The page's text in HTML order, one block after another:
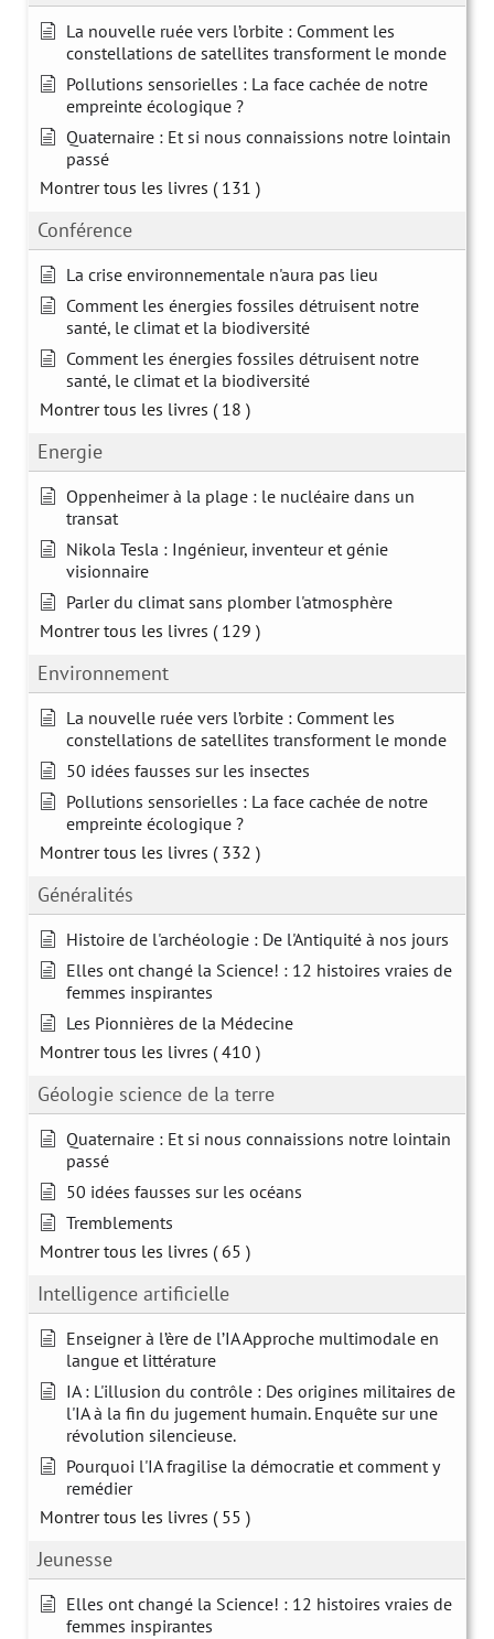
La nouvelle ruée vers l’orbite : Comment les
constellations de satellites transforment le monde
Pollutions sensorielles : La face cachée de notre
empreinte écologique ?
Quaternaire : Et si nous connaissions notre lointain
passé
Montrer tous les livres ( 131 )
Conférence
La crise environnementale n'aura pas lieu
Comment les énergies fossiles détruisent notre
santé, le climat et la biodiversité
Comment les énergies fossiles détruisent notre
santé, le climat et la biodiversité
Montrer tous les livres ( 18 )
Energie
Oppenheimer à la plage : le nucléaire dans un
transat
Nikola Tesla : Ingénieur, inventeur et génie
visionnaire
Parler du climat sans plomber l'atmosphère
Montrer tous les livres ( 129 )
Environnement
La nouvelle ruée vers l’orbite : Comment les
constellations de satellites transforment le monde
50 idées fausses sur les insectes
Pollutions sensorielles : La face cachée de notre
empreinte écologique ?
Montrer tous les livres ( 332 )
Généralités
Histoire de l'archéologie : De l'Antiquité à nos jours
Elles ont changé la Science! : 12 histoires vraies de
femmes inspirantes
Les Pionnières de la Médecine
Montrer tous les livres ( 410 )
Géologie science de la terre
Quaternaire : Et si nous connaissions notre lointain
passé
50 idées fausses sur les océans
Tremblements
Montrer tous les livres ( 65 )
Intelligence artificielle
Enseigner à l’ère de l’IA Approche multimodale en
langue et littérature
IA : L'illusion du contrôle : Des origines militaires de
l'IA à la fin du jugement humain. Enquête sur une
révolution silencieuse.
Pourquoi l'IA fragilise la démocratie et comment y
remédier
Montrer tous les livres ( 55 )
Jeunesse
Elles ont changé la Science! : 12 histoires vraies de
femmes inspirantes